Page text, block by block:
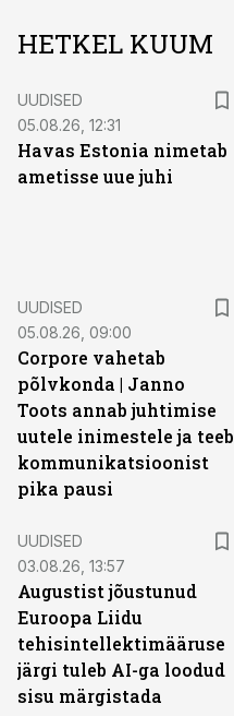
HETKEL KUUM
UUDISED
05.08.26, 12:31
Havas Estonia nimetab
ametisse uue juhi
UUDISED
05.08.26, 09:00
Corpore vahetab
põlvkonda | Janno
Toots annab juhtimise
uutele inimestele ja teeb
kommunikatsioonist
pika pausi
UUDISED
03.08.26, 13:57
Augustist jõustunud
Euroopa Liidu
tehisintellektimääruse
järgi tuleb AI-ga loodud
sisu märgistada